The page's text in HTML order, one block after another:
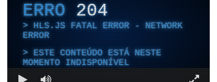
ERRO204
HLS.JS FATAL ERROR - NETWORK
ERROR
ESTE CONTEÚDO ESTÁ NESTE
MOMENTO INDISPONÍVEL